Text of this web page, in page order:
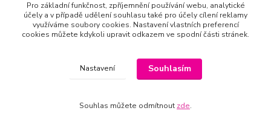
702 00 Ostrava
IČ: 09674799
Pro základní funkčnost, zpříjemnění používání webu, analytické
účely a v případě udělení souhlasu také pro účely cílení reklamy
využíváme soubory cookies. Nastavení vlastních preferencí
cookies můžete kdykoli upravit odkazem ve spodní části stránek.
Nastavení Souhlasím
Souhlas můžete odmítnout zde.